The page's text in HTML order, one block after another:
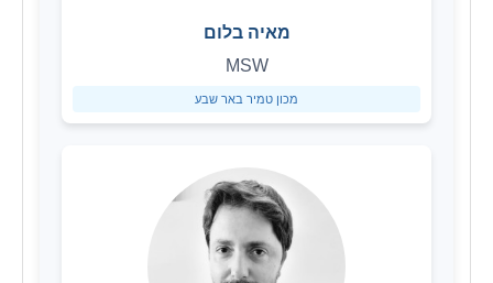
מאיה בלום
MSW
מכון טמיר באר שבע